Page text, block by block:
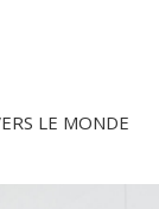
LE MONDE